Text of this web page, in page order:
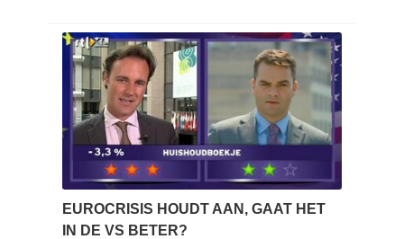
EUROCRISIS HOUDT AAN, GAAT HET
IN DE VS BETER?